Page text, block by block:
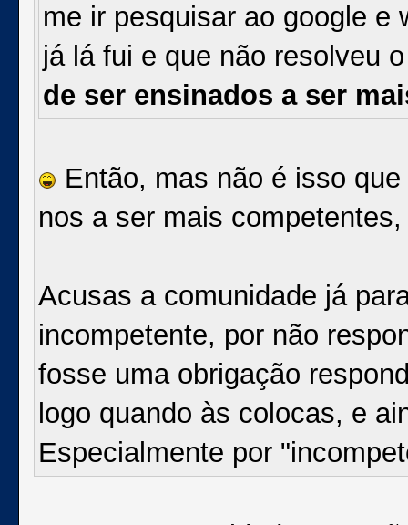
me ir pesquisar ao google e
já lá fui e que não resolveu
de ser ensinados a ser
Então, mas não é isso
nos a ser mais
Acusas a comunidade já
incompetente, por não
fosse uma obrigação
logo quando às colocas, e
Especialmente por